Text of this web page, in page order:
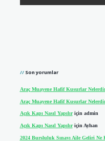
Son yorumlar
Araç Muayene Hafif Kusurlar
Araç Muayene Hafif Kusurlar
Açık Kapı Nasıl Yapılıriçin admin
Açık Kapı Nasıl Yapılıriçin Ayhan
2024 Bursluluk Sınavı Aile Geliri Ne